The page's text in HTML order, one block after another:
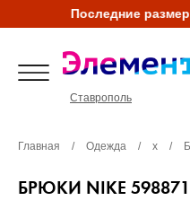
Последние
Ставрополь
Главная / Одежда / х /
БРЮКИ NIKE